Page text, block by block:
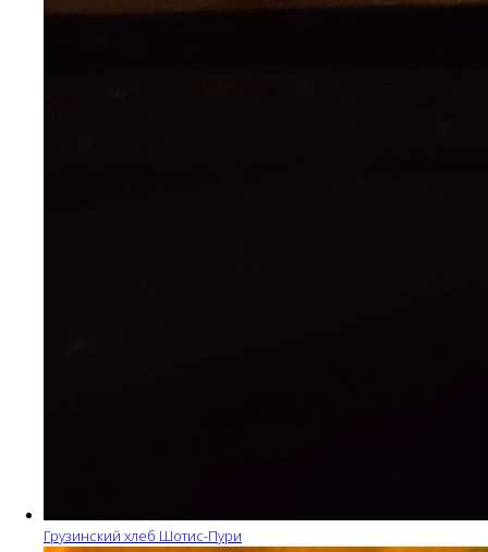
Грузинский хлеб Шотис-Пури